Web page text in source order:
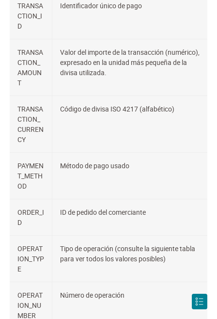
TRANSA
CTION_I
D
Identificador único de pago
TRANSA
CTION_
AMOUN
T
Valor del importe de la transacción (numérico),
expresado en la unidad más pequeña de la
divisa utilizada.
TRANSA
CTION_
CURREN
CY
Código de divisa ISO 4217 (alfabético)
PAYMEN
T_METH
OD
Método de pago usado
ORDER_I
D
ID de pedido del comerciante
OPERAT
ION_TYP
E
Tipo de operación (consulte la siguiente tabla
para ver todos los valores posibles)
OPERAT
ION_NU
MBER
Número de operación